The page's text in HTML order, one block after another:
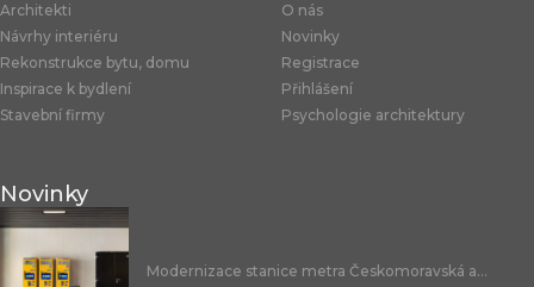
Architekti
Návrhy interiéru
Rekonstrukce bytu, domu
Inspirace k bydlení
Stavební firmy
O nás
Novinky
Registrace
Přihlášení
Psychologie architektury
Novinky
Modernizace stanice metra Českomoravská a...